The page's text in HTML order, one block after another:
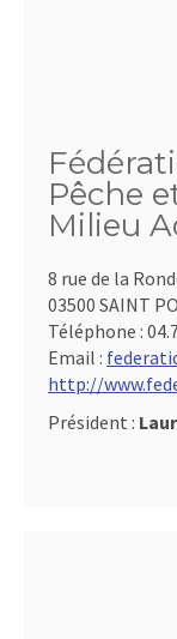
Pêche
Milieu
8 rue de la
03500 SAINT
Téléphone :
Email :
http://
Président :